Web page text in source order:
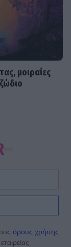
μοιραίες
όρους χρήσης